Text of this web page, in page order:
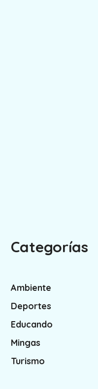
Categorías
Ambiente
Deportes
Educando
Mingas
Turismo